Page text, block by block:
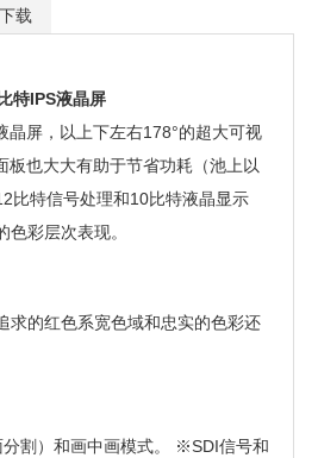
下载
特IPS液晶屏
晶屏，以上下左右178°的超大可视
板也大大有助于节省功耗（池上以
比特信号处理和10比特液晶显示
彩层次表现。
求的红色系宽色域和忠实的色彩还
割）和画中画模式。 ※SDI信号和